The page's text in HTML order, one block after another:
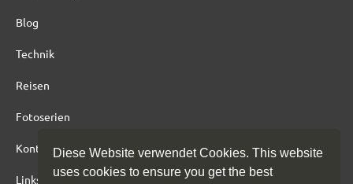
Blog
Technik
Reisen
Fotoserien
Kontakt
Links
Diese Website verwendet Cookies. This website
uses cookies to ensure you get the best